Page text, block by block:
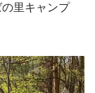
里キャンプ